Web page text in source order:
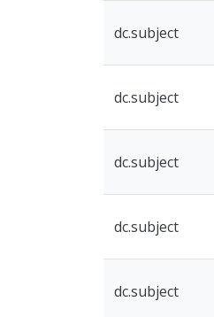
dc.subject
dc.subject
dc.subject
dc.subject
dc.subject